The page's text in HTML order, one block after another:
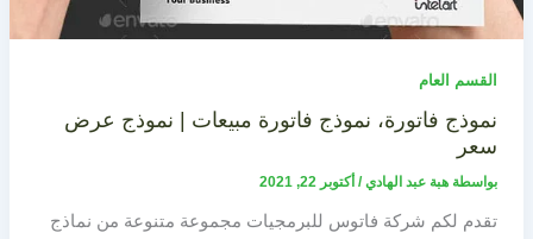
القسم العام
نموذج فاتورة، نموذج فاتورة مبيعات | نموذج عرض
سعر
بواسطة هبة عبد الهادي/ أكتوبر 22, 2021
تقدم لكم شركة فاتوس للبرمجيات مجموعة متنوعة من نماذج